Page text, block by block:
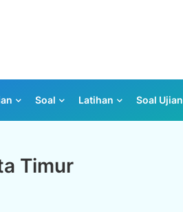
Soal Latihan Soal Ujian
Timur